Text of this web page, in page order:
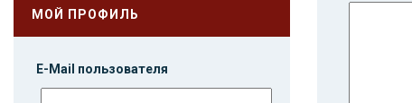
МОЙ ПРОФИЛЬ
E-Mail пользователя